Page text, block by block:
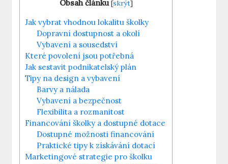
Obsah článku [skrýt]
Jak vybrat vhodnou lokalitu školky
Dopravní dostupnost a okolí
Vybavení a sousedství
Které povolení jsou potřebná
Jak sestavit podnikatelský plán
Tipy na design a vybavení
Barvy a nálada
Vybavení a bezpečnost
Flexibilita a rozmanitost
Financování školky a dostupné dotace
Dostupné možnosti financování
Praktické tipy k získávání dotací
Marketingové strategie pro školku